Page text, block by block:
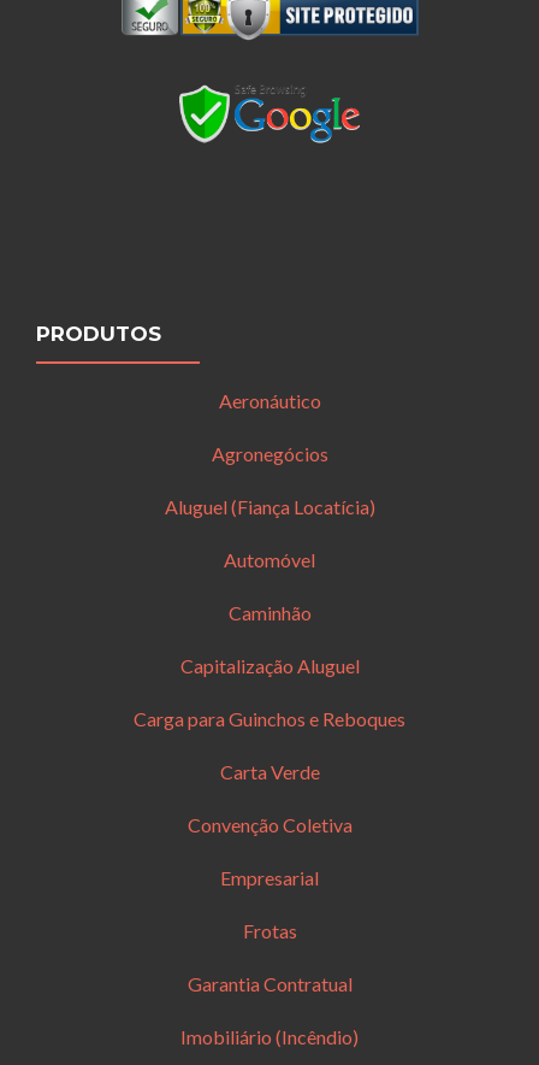
PRODUTOS
Aeronáutico
Agronegócios
Aluguel (Fiança Locatícia)
Automóvel
Caminhão
Capitalização Aluguel
Carga para Guinchos e Reboques
Carta Verde
Convenção Coletiva
Empresarial
Frotas
Garantia Contratual
Imobiliário (Incêndio)